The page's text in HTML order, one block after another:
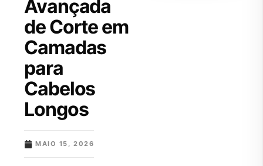
Avançada
de Corte em
Camadas
para
Cabelos
Longos
MAIO 15, 2026